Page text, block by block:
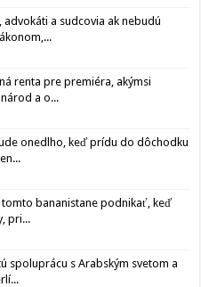
advokáti a sudcovia ak nebudú
renta pre premiéra, akýmsi
a o...
onedlho, keď prídu do dôchodku
tomto bananistane podnikať, keď
pri...
spoluprácu s Arabským svetom a